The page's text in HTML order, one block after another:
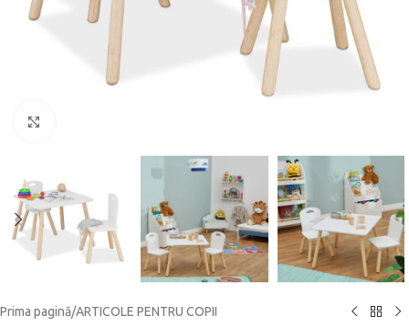
Prima pagină/ARTICOLE PENTRU COPII